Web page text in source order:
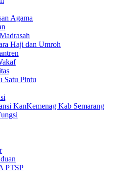
Agama
Haji dan Umroh
Satu Pintu
KanKemenag Kab Semarang
PTSP